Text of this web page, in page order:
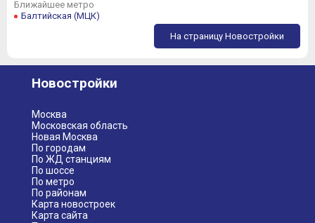
Ближайшее метро
Балтийская (МЦК)
На страницу Новостройки
Новостройки
Москва
Московская область
Новая Москва
По городам
По ЖД станциям
По шоссе
По метро
По районам
Карта новостроек
Карта сайта